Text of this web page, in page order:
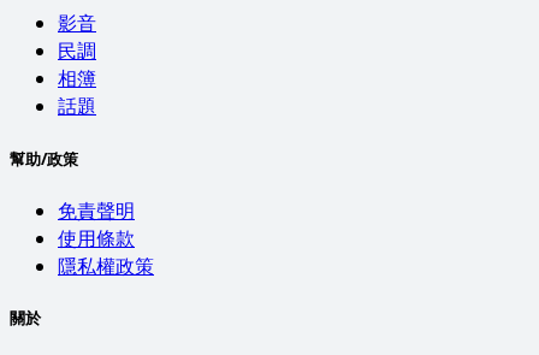
影音
民調
相簿
話題
幫助/政策
免責聲明
使用條款
隱私權政策
關於